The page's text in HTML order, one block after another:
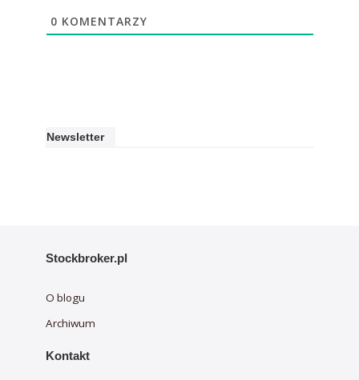
0 KOMENTARZY
Newsletter
Stockbroker.pl
O blogu
Archiwum
Kontakt